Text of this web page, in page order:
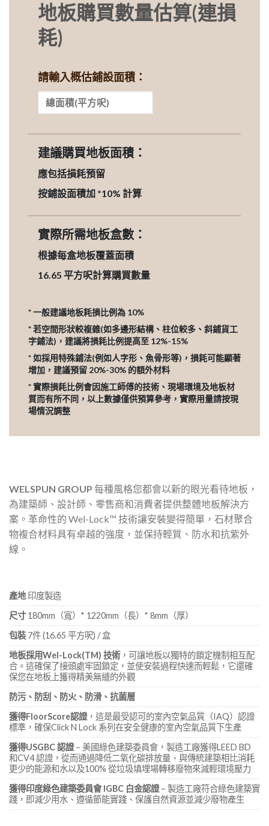
地板購買數量估算(連損
耗)
請輸入概估鋪設面積：
建議購買地板面積：
應包括損耗預留
按鋪設面積加 *10% 計算
實際所需地板盒數：
根據每盒地板覆蓋面積
16.65 平方呎計算購買數量
* 一般建議地板耗損比例為 10%
* 若空間形狀較複雜(如多邊形結構、柱位較多、斜鋪貨工
字鋪法)，建議將損耗比例提高至 12%-15%
* 如採用特殊鋪法(例如人字形、魚骨形等)，損耗可能顯著
增加，建議預留 20%-30% 的額外材料
* 實際損耗比例會因施工師傅的技術、現場環境及地板材
質而有所不同，以上數據僅供預算參考，實際用量請按現
場情況調整
WELSPUN GROUP 每種風格您都會以新的眼光看待地板，
為建築師、設計師、零售商和消費者提供整體地板解決方
案。革命性的 Wel-Lock™ 技術讓安裝變得簡單，石材聚合
物複合材料具有卓越的強度，並保持輕質、防水和抗紫外
線。
產地印度製造
尺寸180mm（寬）* 1220mm（長）* 8mm（厚）
包裝7件 (16.65 平方呎) / 盒
地板採用Wel-Lock(TM) 技術，可讓地板以獨特的鎖定機制相互配
合。這確保了接頭處牢固鎖定，並使安裝過程快速而輕鬆，它還確
保您在地板上獲得精美無縫的外觀
防污、防刮、防火、防滑、抗菌層
獲得FloorScore認證，這是最受認可的室內空氣品質（IAQ）認證
標準，確保Click N Lock 系列在安全健康的室內空氣品質下生產
獲得USGBC 認證– 美國綠色建築委員會，製造工廠獲得LEED BD
和CV4 認證，從而通過降低二氧化碳排放量、與傳統建築相比消耗
更少的能源和水以及100% 從垃圾填埋場轉移廢物來減輕環境壓力
獲得印度綠色建築委員會 IGBC 白金認證– 製造工廠符合綠色建築實
踐，即減少用水、遵循節能實踐、保護自然資源並減少廢物產生